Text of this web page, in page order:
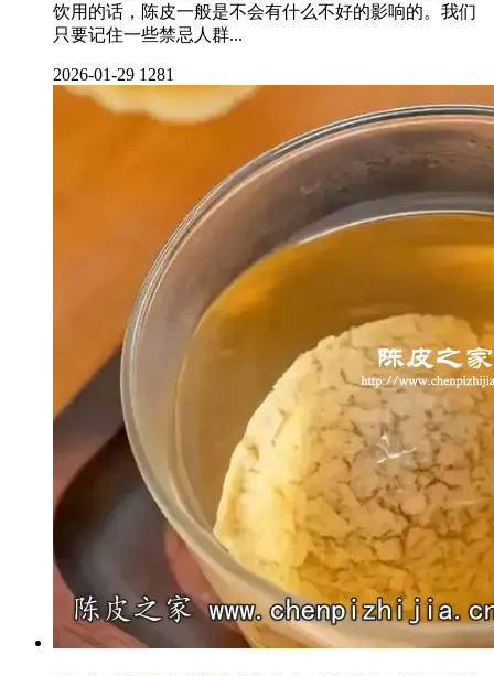
饮用的话，陈皮一般是不会有什么不好的影响的。我们
只要记住一些禁忌人群...
2026-01-29 1281